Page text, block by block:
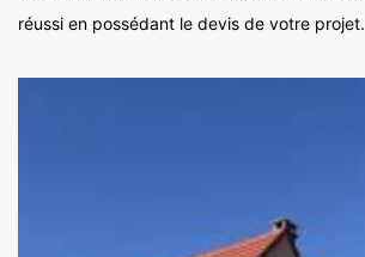
réussi en possédant le devis de votre projet.